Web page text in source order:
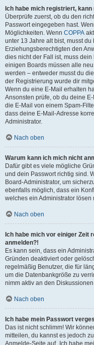
Ich habe mich registriert,
Überprüfe zuerst, ob du den
Passwort eingegeben hast.
Möglichkeiten. Wenn COPPA
unter 13 Jahre alt bist, musst
Erziehungsberechtigten den
dies nicht der Fall ist, muss
einigen Boards müssen alle
werden – entweder musst du
der Registrierung wurde dir
Wenn du eine E-Mail erhalten
Ansonsten prüfe, ob du deine
die E-Mail von einem Spam-
dass deine E-Mail-Adresse
Administrator.
Nach oben
Warum kann ich mich nicht
Dafür gibt es viele mögliche
und dein Passwort richtig sind.
Board-Administrator, um
ebenfalls möglich, dass ein
welches ein Administrator lösen
Nach oben
Ich habe mich vor einiger Zeit
anmelden?!
Es kann sein, dass ein
Gründen deaktiviert oder
regelmäßig Benutzer, die für
um die Datenbankgröße zu
nimm aktiv an den
Nach oben
Ich habe mein Passwort
Das ist nicht schlimm! Wir
mitteilen, du kannst es jedoch
Anmelde-Seite auf „Ich habe